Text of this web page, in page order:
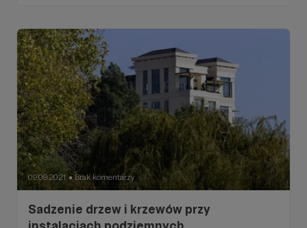
lub grubsze gałęzie wierzb. Te słynne wierzby głowiaste,
siedlisko diabłów i natchnienie artystów, źródło opału,
zielonej paszy dla bydła, surowca wikliniarskiego i drewna
na tradycyjne sprzęty rolnicze minionej epoki. Wiele
funkcji wierzb jest wciąż aktualnych. Co warto podkreślić
na wstępie, wierzba głowiasta nie jest określeniem
gatunku, tylko formą ukształtowania będącą następstwem
umiejętnego gospodarowania żywym drzewem.
09.09.2021 ● Brak komentarzy
Sadzenie drzew i krzewów przy